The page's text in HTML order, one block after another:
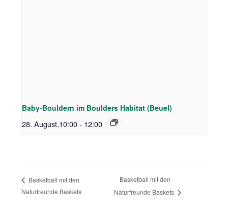
Baby-Bouldern im Boulders Habitat (Beuel)
28. August,10:00 - 12:00
Basketball mit den
Naturfreunde Baskets
Basketball mit den
Naturfreunde Baskets